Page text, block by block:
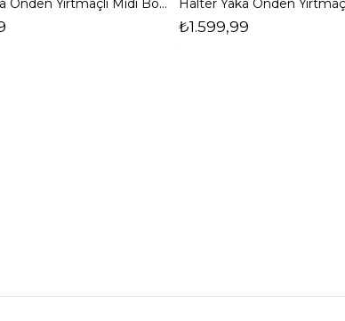
Halter Yaka Önden Yırtmaçlı Midi Boy Lacivert Hasre Kadın Elbise 26Y502
₺1.599,99